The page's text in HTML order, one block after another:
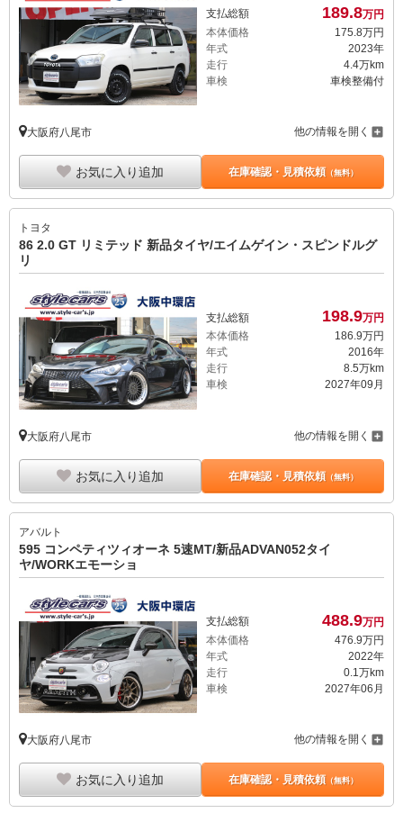
支払総額 189.8万円
本体価格
175. 8万円
年式
2023年
走行
4.4万km
車検
車検整備付
大阪府八尾市 他の情報を開く
お気に入り追加 在庫確認・見積依頼（無料）
トヨタ
86 2.0 GT リミテッド 新品タイヤ/エイムゲイン・スピンドルグ
リ
支払総額 198.9万円
本体価格
186.9万円
年式
2016年
走行
8.5万km
車検
2027年09月
大阪府八尾市 他の情報を開く
お気に入り追加 在庫確認・見積依頼（無料）
アバルト
595 コンペティツィオーネ 5速MT/新品ADVAN052タイ
ヤ/WORKエモーショ
支払総額 488.9万円
本体価格
476. 9万円
年式
2022年
走行
0.1万km
車検
2027年06月
大阪府八尾市 他の情報を開く
お気に入り追加 在庫確認・見積依頼（無料）